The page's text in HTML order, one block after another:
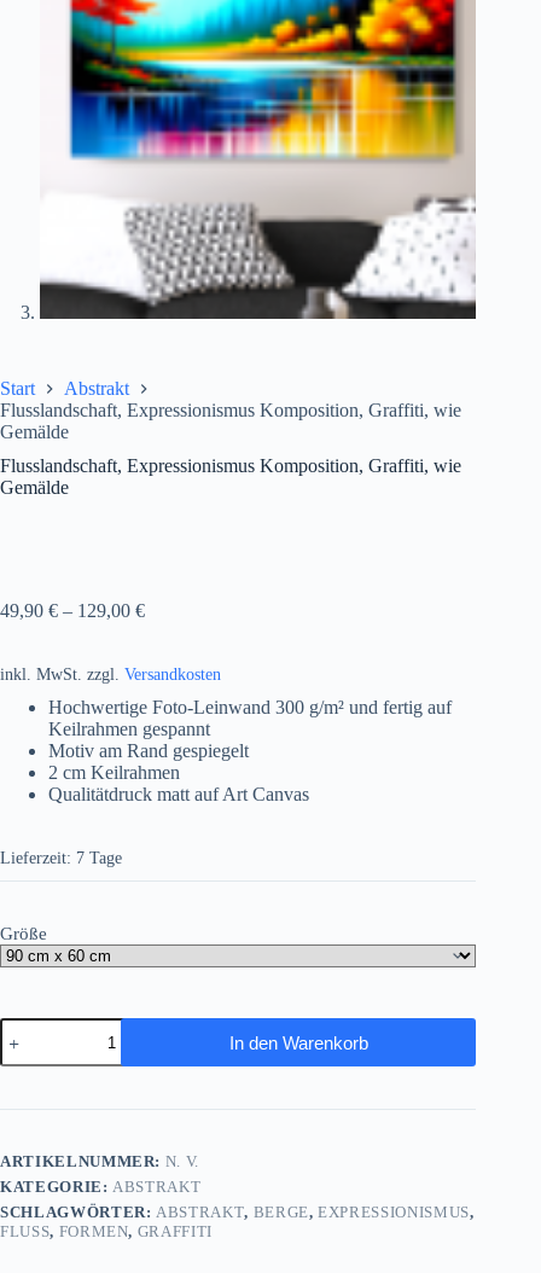
Start
Abstrakt
Flusslandschaft, Expressionismus Komposition, Graffiti, wie
Gemälde
Flusslandschaft, Expressionismus Komposition, Graffiti, wie
Gemälde
49,90 € – 129,00 €
inkl. MwSt. zzgl. Versandkosten
Hochwertige Foto-Leinwand 300 g/m² und fertig auf
Keilrahmen gespannt
Motiv am Rand gespiegelt
2 cm Keilrahmen
Qualitätdruck matt auf Art Canvas
Lieferzeit: 7 Tage
Größe
Flusslandschaft,
Expressionismus
Komposition,
wie
In den Warenkorb
ARTIKELNUMMER: N. V.
KATEGORIE:ABSTRAKT
SCHLAGWÖRTER:ABSTRAKT, BERGE,EXPRESSIONISMUS,
FLUSS, FORMEN, GRAFFITI